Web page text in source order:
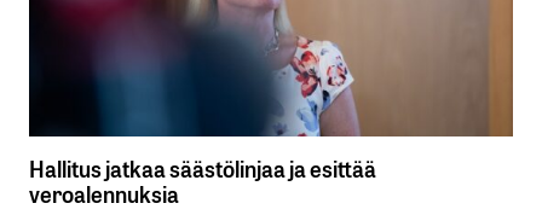
Hallitus jatkaa säästölinjaa ja esittää
veroalennuksia